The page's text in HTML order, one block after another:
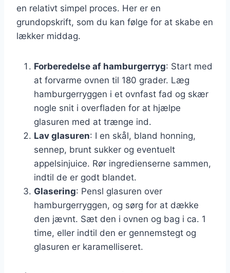
en relativt simpel proces. Her er en
grundopskrift, som du kan følge for at skabe en
lækker middag.
Forberedelse af hamburgerryg: Start med
at forvarme ovnen til 180 grader. Læg
hamburgerryggen i et ovnfast fad og skær
nogle snit i overfladen for at hjælpe
glasuren med at trænge ind.
Lav glasuren: I en skål, bland honning,
sennep, brunt sukker og eventuelt
appelsinjuice. Rør ingredienserne sammen,
indtil de er godt blandet.
Glasering: Pensl glasuren over
hamburgerryggen, og sørg for at dække
den jævnt. Sæt den i ovnen og bag i ca. 1
time, eller indtil den er gennemstegt og
glasuren er karamelliseret.